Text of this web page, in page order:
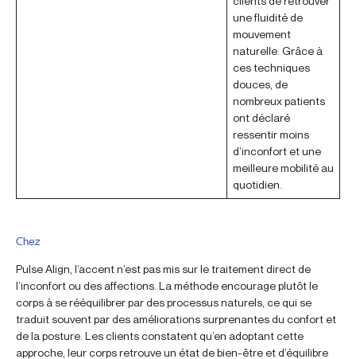
une fluidité de
mouvement
naturelle. Grâce à
ces techniques
douces, de
nombreux patients
ont déclaré
ressentir moins
d’inconfort et une
meilleure mobilité au
quotidien.
Chez
Pulse Align, l’accent n’est pas mis sur le traitement direct de
l’inconfort ou des affections. La méthode encourage plutôt le
corps à se rééquilibrer par des processus naturels, ce qui se
traduit souvent par des améliorations surprenantes du confort et
de la posture. Les clients constatent qu’en adoptant cette
approche, leur corps retrouve un état de bien-être et d’équilibre